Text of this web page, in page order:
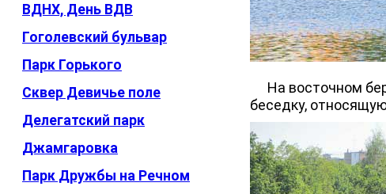
ВДНХ, День ВДВ
Гоголевский бульвар
Парк Горького
Сквер Девичье поле
Делегатский парк
Джамгаровка
Парк Дружбы на Речном
На восточном
беседку,